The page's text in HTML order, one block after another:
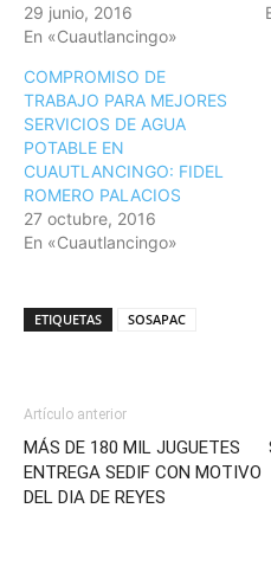
29 junio, 2016
En «Cuautlancingo»
COMPROMISO DE
TRABAJO PARA MEJORES
SERVICIOS DE AGUA
POTABLE EN
CUAUTLANCINGO: FIDEL
ROMERO PALACIOS
27 octubre, 2016
En «Cuautlancingo»
ETIQUETAS SOSAPAC
Artículo anterior
MÁS DE 180 MIL JUGUETES
ENTREGA SEDIF CON MOTIVO
DEL DIA DE REYES